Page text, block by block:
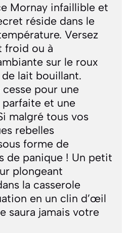
Mornay infaillible et
réside dans le
Versez
froid ou à
sur le roux
lait bouillant.
pour une
et une
malgré tous vos
rebelles
forme de
de panique ! Un petit
plongeant
la casserole
en un clin d’œil
saura jamais votre